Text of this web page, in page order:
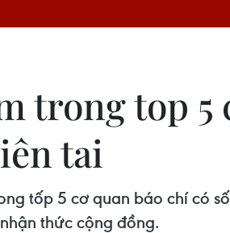
trong top
tai
tốp 5 cơ quan báo chí có
thức cộng đồng.